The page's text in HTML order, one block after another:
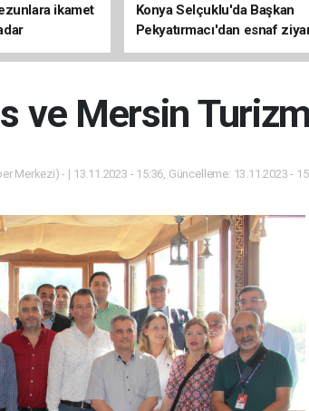
ikamet
Konya Selçuklu'da Başkan
Pekyatırmacı'dan esnaf
ve Mersin
Merkezi) - | 13.11.2023 - 15:36, Güncelleme: 13.11.2023 -